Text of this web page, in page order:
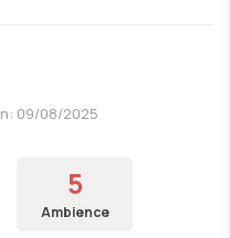
09/08/2025
5
Ambience